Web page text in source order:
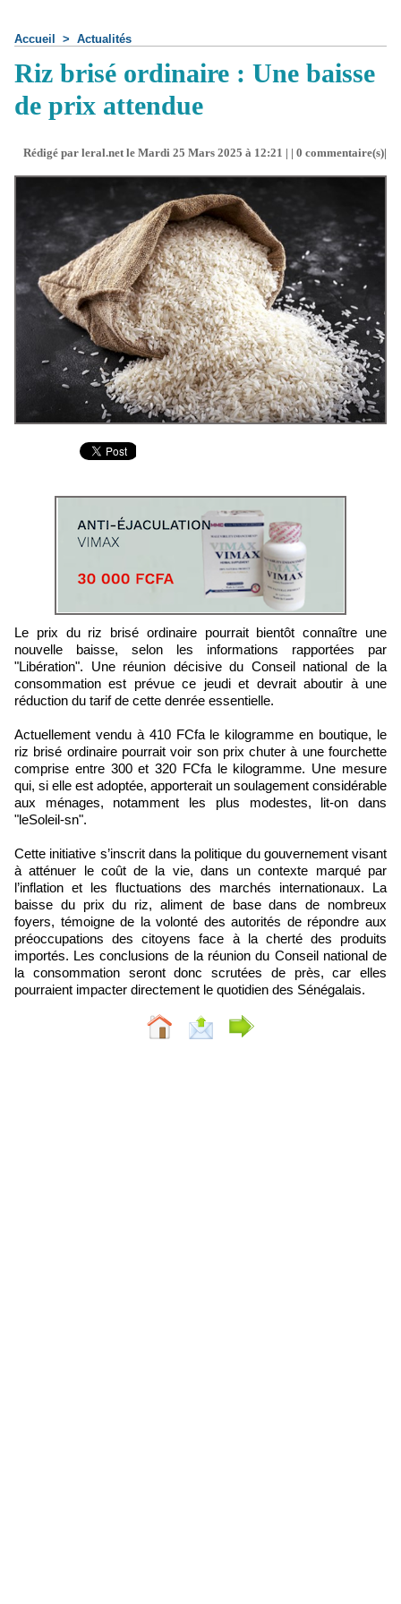
Accueil > Actualités
Riz brisé ordinaire : Une baisse
de prix attendue
Rédigé par leral.net le Mardi 25 Mars 2025 à 12:21 | | 0 commentaire(s)|
Le prix du riz brisé ordinaire pourrait bientôt connaître une
nouvelle baisse, selon les informations rapportées par
"Libération". Une réunion décisive du Conseil national de la
consommation est prévue ce jeudi et devrait aboutir à une
réduction du tarif de cette denrée essentielle.
Actuellement vendu à 410 FCfa le kilogramme en boutique, le
riz brisé ordinaire pourrait voir son prix chuter à une fourchette
comprise entre 300 et 320 FCfa le kilogramme. Une mesure
qui, si elle est adoptée, apporterait un soulagement considérable
aux ménages, notamment les plus modestes, lit-on dans
"leSoleil-sn".
Cette initiative s’inscrit dans la politique du gouvernement visant
à atténuer le coût de la vie, dans un contexte marqué par
l’inflation et les fluctuations des marchés internationaux. La
baisse du prix du riz, aliment de base dans de nombreux
foyers, témoigne de la volonté des autorités de répondre aux
préoccupations des citoyens face à la cherté des produits
importés. Les conclusions de la réunion du Conseil national de
la consommation seront donc scrutées de près, car elles
pourraient impacter directement le quotidien des Sénégalais.